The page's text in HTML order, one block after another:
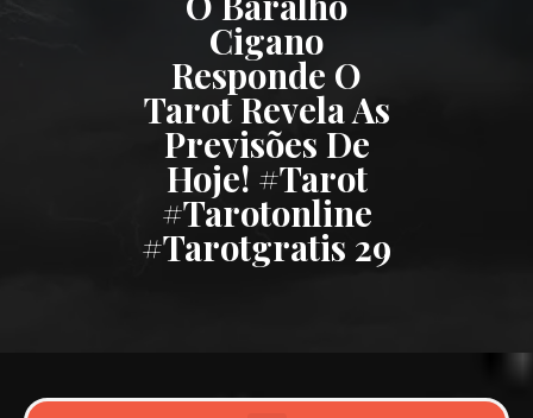
Cigano
Responde O
Tarot Revela As
Previsões De
Hoje! #tarot
#tarotonline
#tarotgratis 29